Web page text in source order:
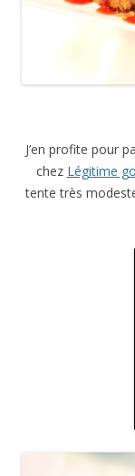
J’en profite pour
chez Légitime
tente très